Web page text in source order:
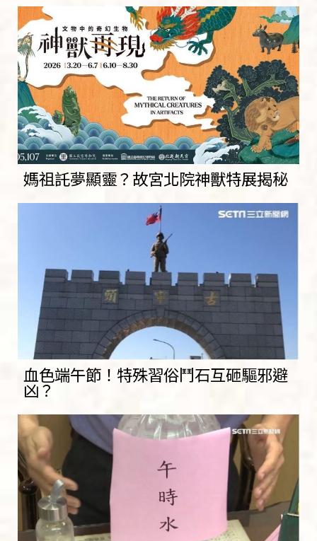
媽祖託夢顯靈？故宮北院神獸特展揭秘
血色端午節！特殊習俗鬥石互砸驅邪避
凶？